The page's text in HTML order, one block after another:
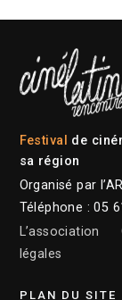
Festival de
sa région
Organisé par
Téléphone : 05
L’association
légales
PLAN DU SITE